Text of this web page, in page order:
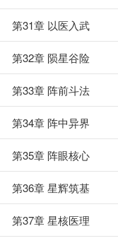
第31章 以医入武
第32章 陨星谷险
第33章 阵前斗法
第34章 阵中异界
第35章 阵眼核心
第36章 星辉筑基
第37章 星核医理